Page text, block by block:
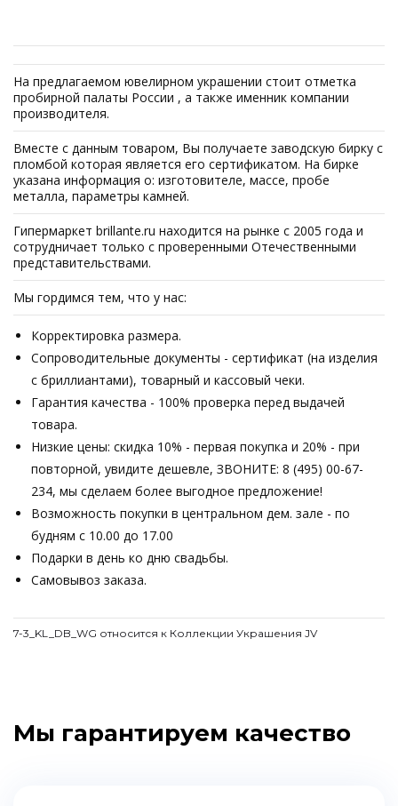
На предлагаемом ювелирном украшении стоит отметка
пробирной палаты России , а также именник компании
производителя.
Вместе с данным товаром, Вы получаете заводскую бирку с
пломбой которая является его сертификатом. На бирке
указана информация о: изготовителе, массе, пробе
металла, параметры камней.
Гипермаркет brillante.ru находится на рынке с 2005 года и
сотрудничает только с проверенными Отечественными
представительствами.
Мы гордимся тем, что у нас:
Корректировка размера.
Сопроводительные документы - сертификат (на изделия
с бриллиантами), товарный и кассовый чеки.
Гарантия качества - 100% проверка перед выдачей
товара.
Низкие цены: скидка 10% - первая покупка и 20% - при
повторной, увидите дешевле, ЗВОНИТЕ: 8 (495) 00-67-
234, мы сделаем более выгодное предложение!
Возможность покупки в центральном дем. зале - по
будням с 10.00 до 17.00
Подарки в день ко дню свадьбы.
Самовывоз заказа.
7-3_KL_DB_WG относится к Коллекции Украшения JV
Мы гарантируем качество